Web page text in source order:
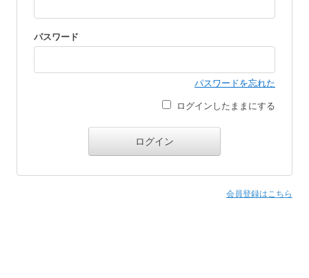
パスワード
パスワードを忘れた
ログインしたままにする
会員登録はこちら